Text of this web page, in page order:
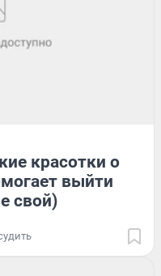
красотки о
выйти
свой)